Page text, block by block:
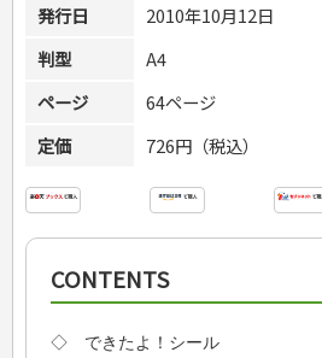
発行日
2010年10月12日
判型
A4
ページ
64ページ
定価
726円（税込）
CONTENTS
◇ できたよ！シール